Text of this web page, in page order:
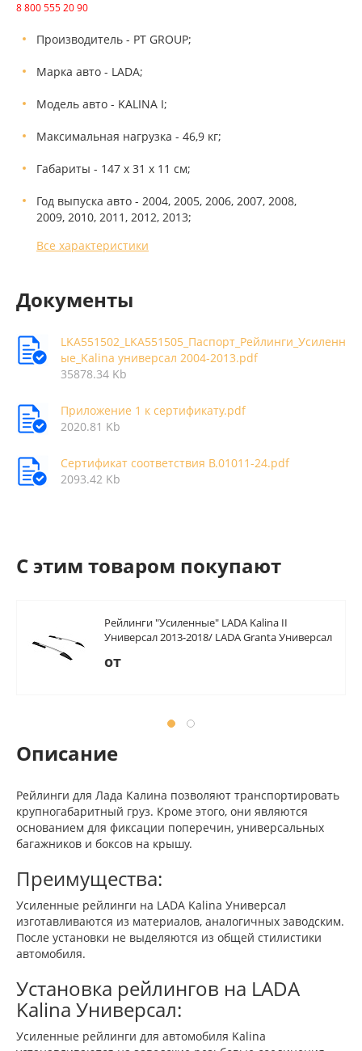
8 800 555 20 90
Производитель - PT GROUP;
Марка авто - LADA;
Модель авто - KALINA I;
Максимальная нагрузка - 46,9 кг;
Габариты - 147 х 31 х 11 см;
Год выпуска авто - 2004, 2005, 2006, 2007, 2008,
2009, 2010, 2011, 2012, 2013;
Все характеристики
Документы
LKA551502_LKA551505_Паспорт_Рейлинги_Усиленн
ые_Kalina универсал 2004-2013.pdf
35878.34 Kb
Приложение 1 к сертификату.pdf
2020.81 Kb
Сертификат соответствия В.01011-24.pdf
2093.42 Kb
C этим товаром покупают
Рейлинги "Усиленные" LADA Kalina II
Универсал 2013-2018/ LADA Granta Универсал
от
Описание
Рейлинги для Лада Калина позволяют транспортировать
крупногабаритный груз. Кроме этого, они являются
основанием для фиксации поперечин, универсальных
багажников и боксов на крышу.
Преимущества:
Усиленные рейлинги на LADA Kalina Универсал
изготавливаются из материалов, аналогичных заводским.
После установки не выделяются из общей стилистики
автомобиля.
Установка рейлингов на LADA
Kalina Универсал:
Усиленные рейлинги для автомобиля Kalina